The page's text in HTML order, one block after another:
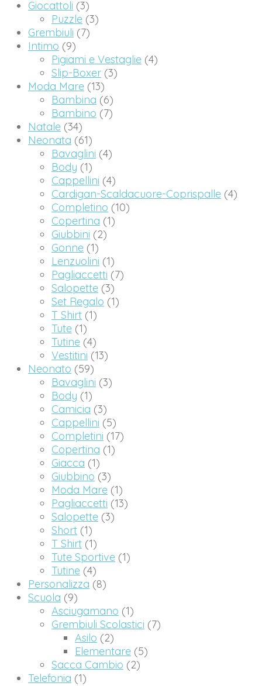
Giocattoli (3)
Puzzle (3)
Grembiuli (7)
Intimo (9)
Pigiami e Vestaglie (4)
Slip-Boxer (3)
Moda Mare (13)
Bambina (6)
Bambino (7)
Natale (34)
Neonata (61)
Bavaglini (4)
Body (1)
Cappellini (4)
Cardigan-Scaldacuore-Coprispalle (4)
Completino (10)
Copertina (1)
Giubbini (2)
Gonne (1)
Lenzuolini (1)
Pagliaccetti (7)
Salopette (3)
Set Regalo (1)
T Shirt (1)
Tute (1)
Tutine (4)
Vestitini (13)
Neonato (59)
Bavaglini (3)
Body (1)
Camicia (3)
Cappellini (5)
Completini (17)
Copertina (1)
Giacca (1)
Giubbino (3)
Moda Mare (1)
Pagliaccetti (13)
Salopette (3)
Short (1)
T Shirt (1)
Tute Sportive (1)
Tutine (4)
Personalizza (8)
Scuola (9)
Asciugamano (1)
Grembiuli Scolastici (7)
Asilo (2)
Elementare (5)
Sacca Cambio (2)
Telefonia (1)